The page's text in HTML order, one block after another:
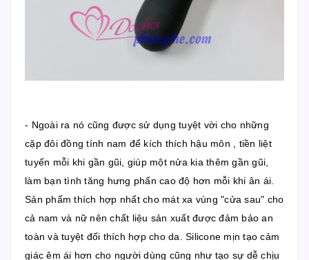
- Ngoài ra nó cũng được sử dụng tuyệt vời cho những
cặp đôi đồng tính nam để kích thích hậu môn , tiền liệt
tuyến mỗi khi gần gũi, giúp một nửa kia thêm gần gũi,
làm bạn tình tăng hưng phấn cao độ hơn mỗi khi ân ái.
Sản phẩm thích hợp nhất cho mát xa vùng "cửa sau" cho
cả nam và nữ nên chất liệu sản xuất được đảm bảo an
toàn và tuyệt đối thích hợp cho da. Silicone mịn tạo cảm
giác êm ái hơn cho người dùng cũng như tạo sự dễ chịu